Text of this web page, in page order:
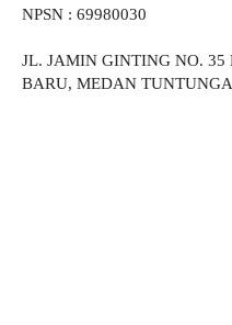
NPSN : 69980030
JL. JAMIN GINTING NO.
BARU, MEDAN